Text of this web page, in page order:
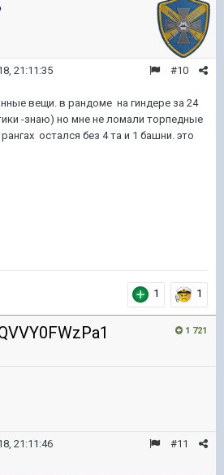
#10
21:11:35
вещи. в рандоме на гиндере за 24
-знаю) но мне не ломали торпедные
остался без 4 та и 1 башни. это
1 1
1 721
#11
21:11:46